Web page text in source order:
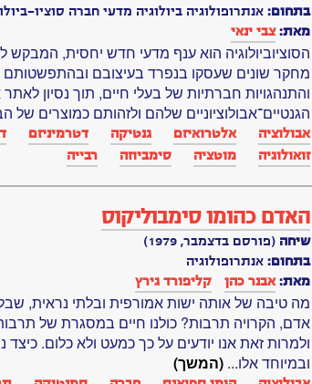
בתחום: אנתרופולוגיה ביולוגיה מדעי חברה סוציו-
מאת:צבי ינאי
הסוציוביולוגיה הוא ענף מדעי חדש יחסית, המבקש
מחקר שונים שעסקו בנפרד בעיצובם ובהתפשטותם
והתנהגויות חברתיות של בעלי חיים, תוך נסיון
הגנטיים־אבולוציוניים שלהם ולזהותם כמוצרים של
אבולוציה אלטרואיזם גנטיקה‏ דטרמיניזם
זואולוגיה
מוטציה סימביוזה רבייה
האדם כהומו סימבוליקוס
שיחה (פורסם בדצמבר, 1979)
בתחום: אנתרופולוגיה
מאת:אבנר כהן קליפורד גירץ
מה טיבה של אותה ישות אמורפית ובלתי נראית,
אדם, הקרויה תרבות? כולנו חיים במסגרת של
ולמרות זאת אנו יודעים על כך כמעט ולא כלום. כיצד
ובמיוחד אלו... (המשך)